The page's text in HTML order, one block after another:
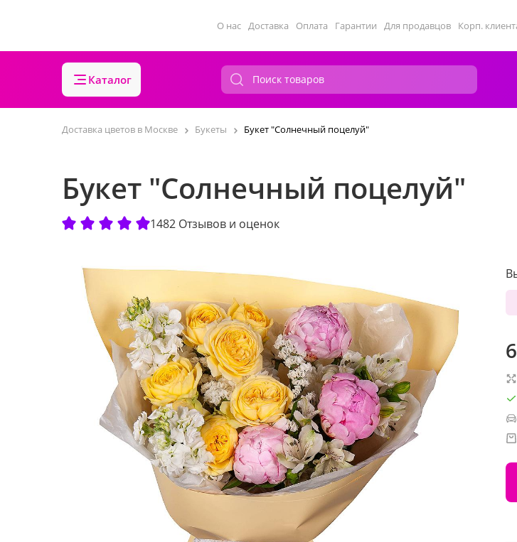
О нас Доставка Оплата Гарантии Для продавцов Корп.
Каталог
Доставка цветов в Москве Букеты Букет "Солнечный поцелуй"
Букет "Солнечный поцелуй"
1482 Отзывов и оценок